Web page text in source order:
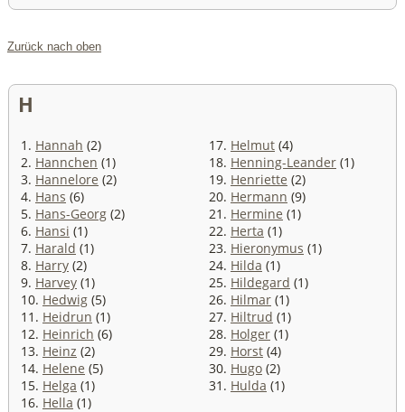
Zurück nach oben
H
1. Hannah (2)
2. Hannchen (1)
3. Hannelore (2)
4. Hans (6)
5. Hans-Georg (2)
6. Hansi (1)
7. Harald (1)
8. Harry (2)
9. Harvey (1)
10. Hedwig (5)
11. Heidrun (1)
12. Heinrich (6)
13. Heinz (2)
14. Helene (5)
15. Helga (1)
16. Hella (1)
17. Helmut (4)
18. Henning-Leander (1)
19. Henriette (2)
20. Hermann (9)
21. Hermine (1)
22. Herta (1)
23. Hieronymus (1)
24. Hilda (1)
25. Hildegard (1)
26. Hilmar (1)
27. Hiltrud (1)
28. Holger (1)
29. Horst (4)
30. Hugo (2)
31. Hulda (1)